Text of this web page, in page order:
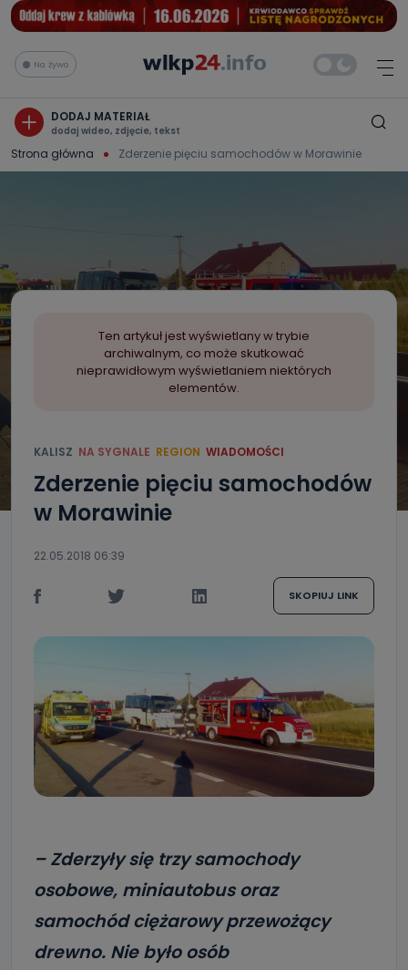
Na żywo
DODAJ MATERIAŁ
dodaj wideo, zdjęcie, tekst
Strona główna Zderzenie pięciu samochodów w Morawinie
Ten artykuł jest wyświetlany w trybie
archiwalnym, co może skutkować
nieprawidłowym wyświetlaniem niektórych
elementów.
KALISZ NA SYGNALE REGION WIADOMOŚCI
Zderzenie pięciu samochodów
w Morawinie
22.05.2018 06:39
SKOPIUJ LINK
– Zderzyły się trzy samochody
osobowe, miniautobus oraz
samochód ciężarowy przewożący
drewno. Nie było osób